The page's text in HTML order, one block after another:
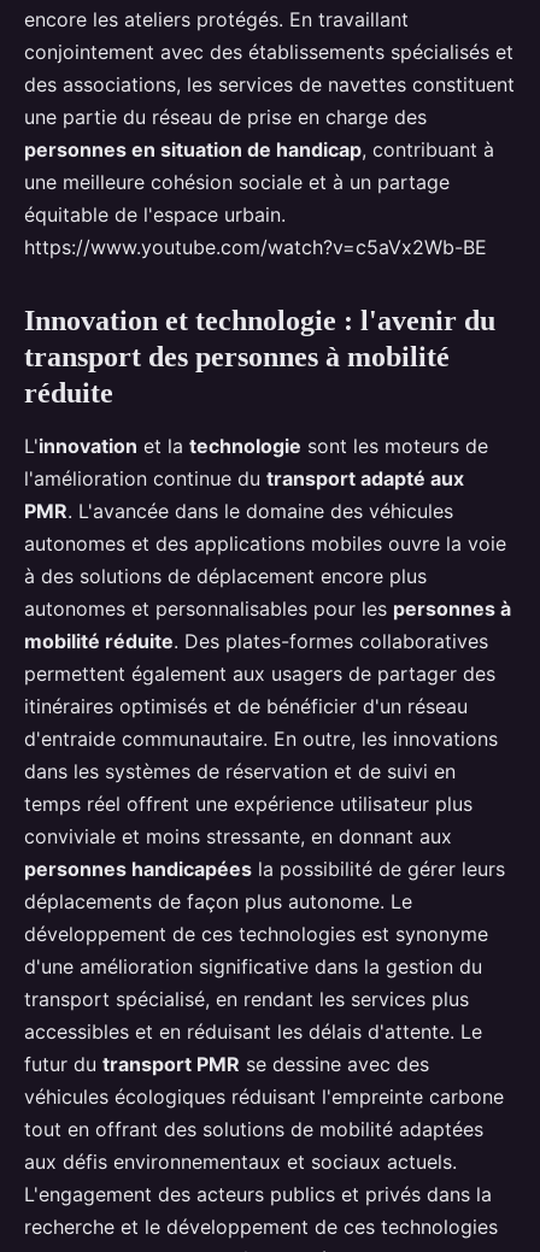
encore les ateliers protégés. En travaillant
conjointement avec des établissements spécialisés et
des associations, les services de navettes constituent
une partie du réseau de prise en charge des
personnes en situation de handicap, contribuant à
une meilleure cohésion sociale et à un partage
équitable de l'espace urbain.
https://www.youtube.com/watch?v=c5aVx2Wb-BE
Innovation et technologie : l'avenir du
transport des personnes à mobilité
réduite
L'innovation et la technologie sont les moteurs de
l'amélioration continue du transport adapté aux
PMR. L'avancée dans le domaine des véhicules
autonomes et des applications mobiles ouvre la voie
à des solutions de déplacement encore plus
autonomes et personnalisables pour les personnes à
mobilité réduite. Des plates-formes collaboratives
permettent également aux usagers de partager des
itinéraires optimisés et de bénéficier d'un réseau
d'entraide communautaire. En outre, les innovations
dans les systèmes de réservation et de suivi en
temps réel offrent une expérience utilisateur plus
conviviale et moins stressante, en donnant aux
personnes handicapées la possibilité de gérer leurs
déplacements de façon plus autonome. Le
développement de ces technologies est synonyme
d'une amélioration significative dans la gestion du
transport spécialisé, en rendant les services plus
accessibles et en réduisant les délais d'attente. Le
futur du transport PMR se dessine avec des
véhicules écologiques réduisant l'empreinte carbone
tout en offrant des solutions de mobilité adaptées
aux défis environnementaux et sociaux actuels.
L'engagement des acteurs publics et privés dans la
recherche et le développement de ces technologies